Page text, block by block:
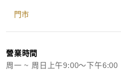
門市
營業時間
周一 ~ 周日上午9:00～下午6:00